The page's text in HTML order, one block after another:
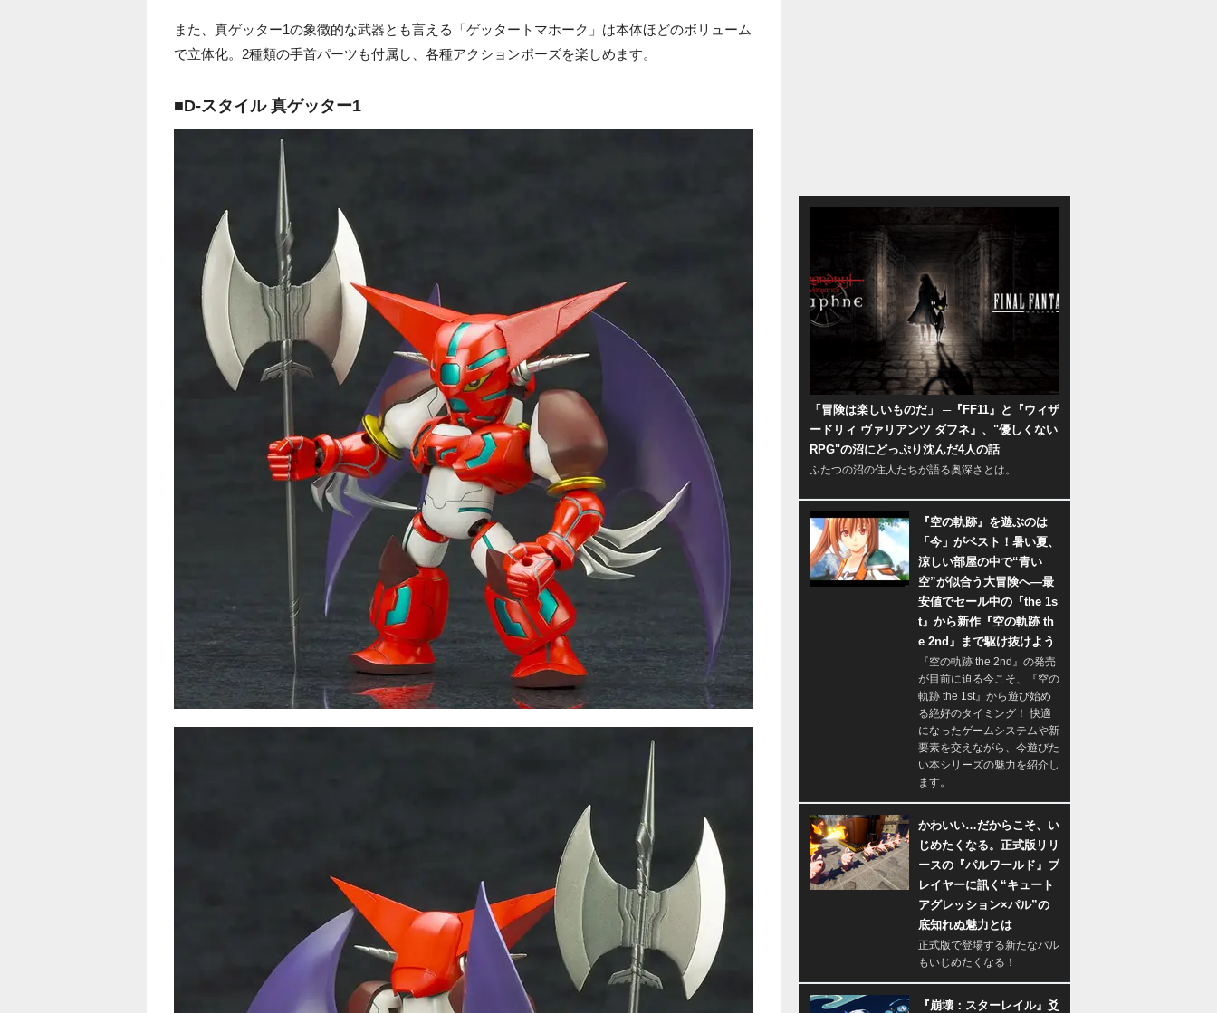
また、真ゲッター1の象徴的な武器とも言える「ゲッタートマホーク」は本体ほどのボリューム
で立体化。2種類の手首パーツも付属し、各種アクションポーズを楽しめます。
■D-スタイル 真ゲッター1
「冒険は楽しいものだ」 ─『FF11』と『ウィザ
ードリィ ヴァリアンツ ダフネ』、"優しくない
RPG"の沼にどっぷり沈んだ4人の話
ふたつの沼の住人たちが語る奥深さとは。
『空の軌跡』を遊ぶのは
「今」がベスト！暑い夏、
涼しい部屋の中で“青い
空”が似合う大冒険へ―最
安値でセール中の『the 1s
t』から新作『空の軌跡 th
e 2nd』まで駆け抜けよう
『空の軌跡 the 2nd』の発売
が目前に迫る今こそ、『空の
軌跡 the 1st』から遊び始め
る絶好のタイミング！ 快適
になったゲームシステムや新
要素を交えながら、今遊びた
い本シリーズの魅力を紹介し
ます。
かわいい…だからこそ、い
じめたくなる。正式版リリ
ースの『パルワールド』プ
レイヤーに訊く“キュート
アグレッション×パル”の
底知れぬ魅力とは
正式版で登場する新たなパル
もいじめたくなる！
『崩壊：スターレイル』爻